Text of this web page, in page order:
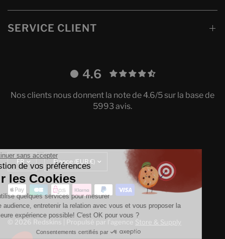
SERVICE CLIENT
4.6
Nos clients nous donnent la note de 4.6/5 sur la base de
5993 avis.
Mettre
à
jour
la
langue
Translation
missing:
fr.localization.update_currency
© 2026 Redskins | Propulsé par l’agence Store & Supply
Continuer sans accepter
Gestion de vos préférences
sur les Cookies
On utilise quelques services pour mesurer
notre audience, entretenir la relation avec vous et vous proposer la
meilleure expérience possible! C'est OK pour vous ?
Consentements certifiés par